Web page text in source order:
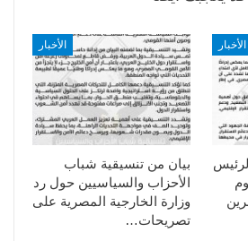
الأخبار
بيان من تنسيقية شباب
الأحزاب والسياسيين حول رد
وزارة الخارجية المصرية على
تصريحات…
الأخبار